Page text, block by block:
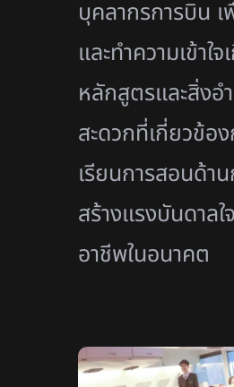
บุคลากรการบิน
และทำความเข้าใ
หลักสูตรและสิ่งอ
สะดวกที่เกี่ยวข้อ
เรียนการสอนด้า
สร้างแรงบันดาลใ
อาชีพในอนาคต